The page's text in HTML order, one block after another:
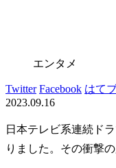
エンタメ
Twitter Facebook はて
2023.09.16
日本テレビ系連続ド
りました。その衝撃